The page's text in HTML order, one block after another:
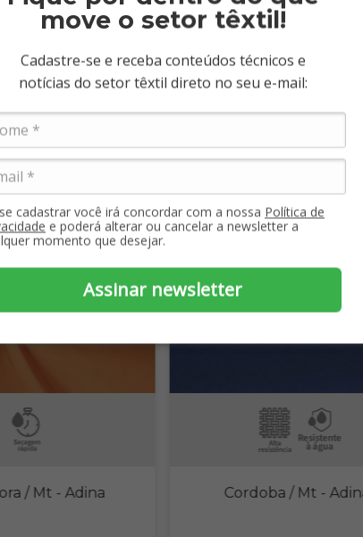
move o setor têxtil!
Cadastre-se e receba conteúdos técnicos e
notícias do setor têxtil direto no seu e-mail:
cadastrar você irá concordar com a nossa Política de
e poderá alterar ou cancelar a newsletter a
momento que desejar.
Assinar newsletter
comprou
/ Mt - Adina Cordoba / Mt -